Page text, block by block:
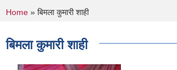
You are here
Home » बिमला कुमारी शाही
बिमला कुमारी शाही